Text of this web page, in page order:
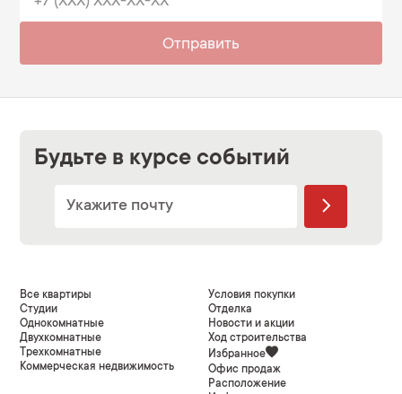
Отправить
Будьте в курсе событий
Все квартиры
Студии
Однокомнатные
Двухкомнатные
Трехкомнатные
Коммерческая недвижимость
Условия покупки
Отделка
Новости и акции
Ход строительства
Избранное
Офис продаж
Расположение